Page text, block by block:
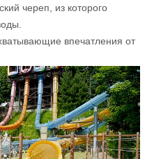
череп, из которого
впечатления от